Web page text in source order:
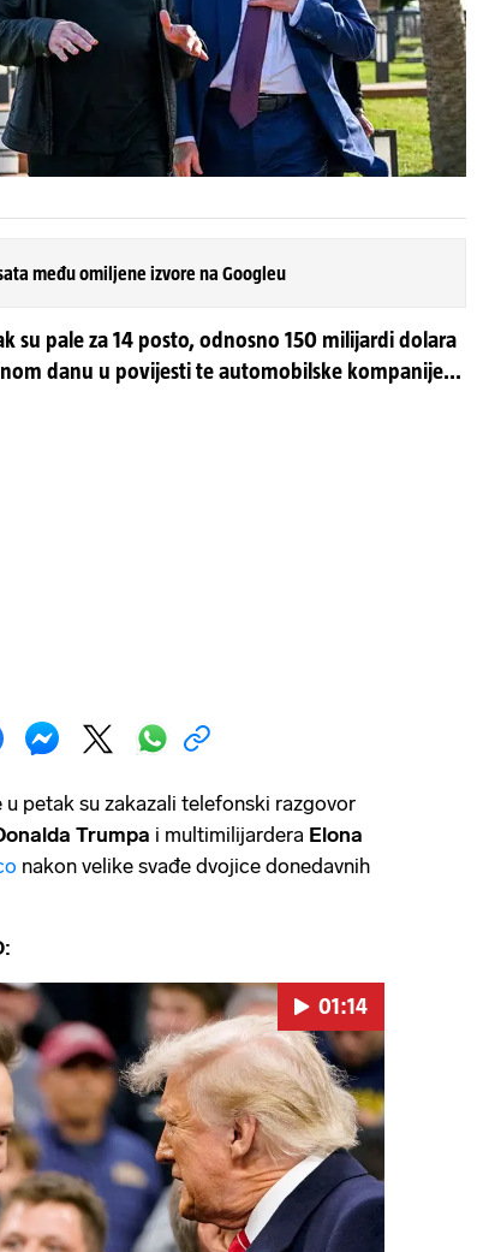
među omiljene izvore na Googleu
su pale za 14 posto, odnosno 150 milijardi dolara
danu u povijesti te automobilske kompanije...
u petak su zakazali telefonski razgovor
Trumpa i multimilijardera Elona
nakon velike svađe dvojice donedavnih
Pokretanje videa...
01:14